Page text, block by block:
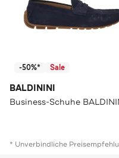
-50%* Sale
BALDININI
* Unverbindliche